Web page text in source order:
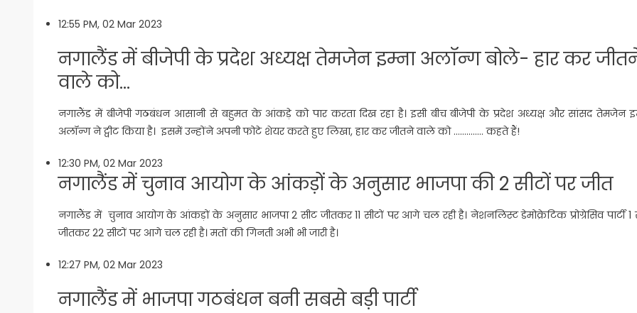
12:55 PM, 02 Mar 2023
नगालैंड में बीजेपी के प्रदेश अध्यक्ष तेमजेन इम्ना अलॉन्ग बोले- हार कर
वाले को…
नगालैंड में बीजेपी गठबंधन आसानी से बहुमत के आंकड़े को पार करता दिख रहा है। इसी बीच बीजेपी के प्रदेश अध्यक्ष और सांसद तेमजेन
अलॉन्ग ने ट्वीट किया है। इसमें उन्होंने अपनी फोटे शेयर करते हुए लिखा, हार कर जीतने वाले को ………….. कहते हैं!
12:30 PM, 02 Mar 2023
नगालैंड में चुनाव आयोग के आंकड़ों के अनुसार भाजपा की 2 सीटों पर जीत
नगालैंड में चुनाव आयोग के आंकड़ों के अनुसार भाजपा 2 सीट जीतकर 11 सीटों पर आगे चल रही है। नेशनलिस्ट डेमोक्रेटिक प्रोग्रेसिव पार्टी 1
जीतकर 22 सीटों पर आगे चल रही है। मतों की गिनती अभी भी जारी है।
12:27 PM, 02 Mar 2023
नगालैंड में भाजपा गठबंधन बनी सबसे बड़ी पार्टी